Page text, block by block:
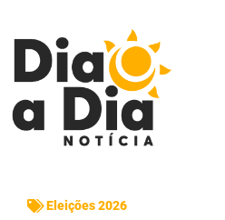
Eleições 2026